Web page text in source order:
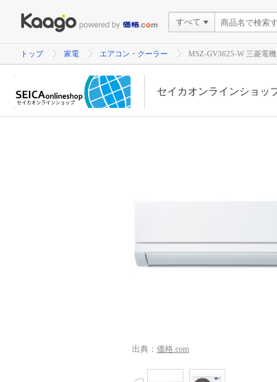
すべて
トップ 家電 エアコン・クーラー MSZ-GV3625-W 三菱電
セイカオンラインショッ
出典： 価格.com